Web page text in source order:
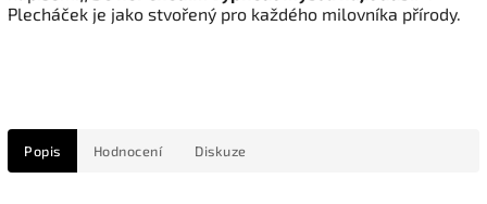
Plecháček je jako stvořený pro každého milovníka přírody.
Popis Hodnocení Diskuze